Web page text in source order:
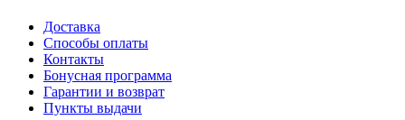
Доставка
Способы оплаты
Контакты
Бонусная программа
Гарантии и возврат
Пункты выдачи